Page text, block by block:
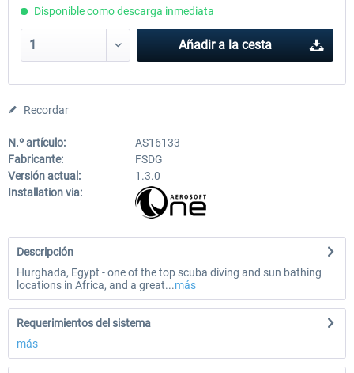
Disponible como descarga inmediata
Añadir a la cesta
Recordar
N.º artículo:
AS16133
Fabricante:
FSDG
Versión actual:
1.3.0
Installation via:
Descripción
Hurghada, Egypt - one of the top scuba diving and sun bathing
locations in Africa, and a great...más
Requerimientos del sistema
más